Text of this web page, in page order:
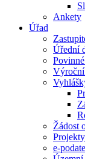
Ankety
Úřad
Úřední
Výroční
Žádost
e-